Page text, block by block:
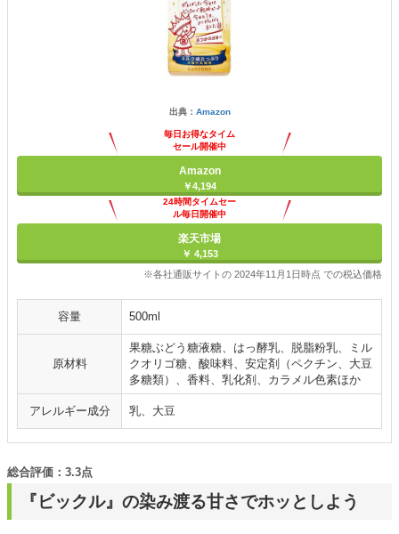
出典： Amazon
毎日お得なタイム
セール開催中
Amazon
￥4,194
24時間タイムセー
ル毎日開催中
楽天市場
￥ 4,153
※各社通販サイトの 2024年11月1日時点 での税込価格
容量 500ml
原材料
果糖ぶどう糖液糖、はっ酵乳、脱脂粉乳、ミル
クオリゴ糖、酸味料、安定剤（ペクチン、大豆
多糖類）、香料、乳化剤、カラメル色素ほか
アレルギー成分 乳、大豆
『ビックル』の染み渡る甘さでホッとしよう
総合評価：3.3点